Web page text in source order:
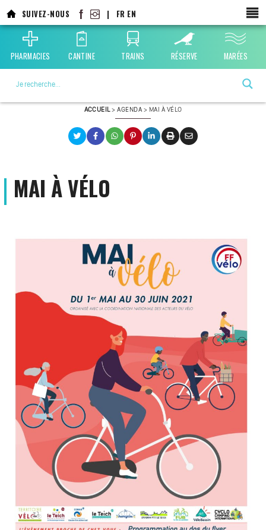
au
contenu
principal
SUIVEZ-NOUS | FR EN
PHARMACIES CANTINE TRAINS RÉSERVE MARÉES
ACCUEIL>AGENDA > MAI À VÉLO
MAI À VÉLO